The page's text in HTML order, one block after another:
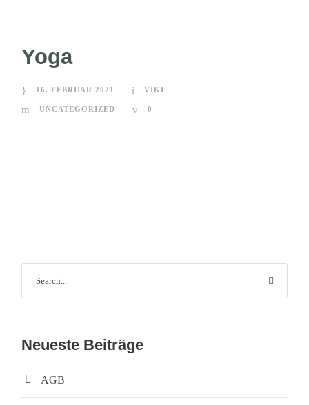
Yoga
16. FEBRUAR 2021 VIKI
UNCATEGORIZED 0
Neueste Beiträge
AGB